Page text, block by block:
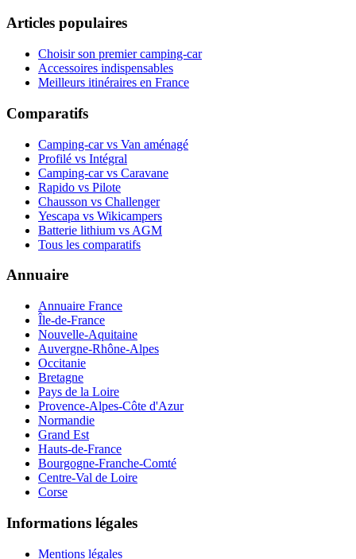
Articles populaires
Choisir son premier camping-car
Accessoires indispensables
Meilleurs itinéraires en France
Comparatifs
Camping-car vs Van aménagé
Profilé vs Intégral
Camping-car vs Caravane
Rapido vs Pilote
Chausson vs Challenger
Yescapa vs Wikicampers
Batterie lithium vs AGM
Tous les comparatifs
Annuaire
Annuaire France
Île-de-France
Nouvelle-Aquitaine
Auvergne-Rhône-Alpes
Occitanie
Bretagne
Pays de la Loire
Provence-Alpes-Côte d'Azur
Normandie
Grand Est
Hauts-de-France
Bourgogne-Franche-Comté
Centre-Val de Loire
Corse
Informations légales
Mentions légales